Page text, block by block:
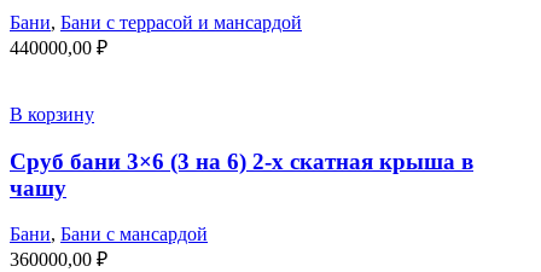
Бани, Бани с террасой и мансардой
440000,00 ₽
В корзину
Сруб бани 3×6 (3 на 6) 2-х скатная крыша в
чашу
Бани, Бани с мансардой
360000,00 ₽